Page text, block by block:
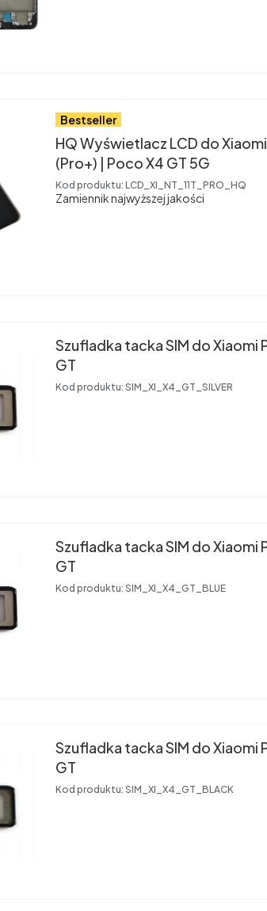
Bestseller
HQ Wyświetlacz LCD do
(Pro+) | Poco X4 GT 5G
Kod produktu: LCD_XI_NT_11T_PRO_HQ
Zamiennik najwyższej jakości
Szufladka tacka SIM do Xiaomi
GT
Kod produktu: SIM_XI_X4_GT_SILVER
Szufladka tacka SIM do Xiaomi
GT
Kod produktu: SIM_XI_X4_GT_BLUE
Szufladka tacka SIM do Xiaomi
GT
Kod produktu: SIM_XI_X4_GT_BLACK